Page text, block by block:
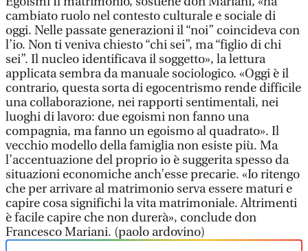
cambiato ruolo nel contesto culturale e sociale di
oggi. Nelle passate generazioni il “noi” coincideva con
l’io. Non ti veniva chiesto “chi sei”, ma “figlio di chi
sei”. Il nucleo identificava il soggetto», la lettura
applicata sembra da manuale sociologico. «Oggi è il
contrario, questa sorta di egocentrismo rende difficile
una collaborazione, nei rapporti sentimentali, nei
luoghi di lavoro: due egoismi non fanno una
compagnia, ma fanno un egoismo al quadrato». Il
vecchio modello della famiglia non esiste più. Ma
l’accentuazione del proprio io è suggerita spesso da
situazioni economiche anch’esse precarie. «Io ritengo
che per arrivare al matrimonio serva essere maturi e
capire cosa significhi la vita matrimoniale. Altrimenti
è facile capire che non durerà», conclude don
Francesco Mariani. (paolo ardovino)